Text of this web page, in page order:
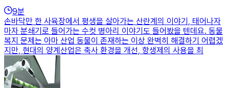
9분
손바닥만 한 사육장에서 평생을 살아가는 산란계의 이야기, 태어나자
마자 분쇄기로 들어가는 수컷 병아리 이야기도 들어봤을 텐데요. 동물
복지 문제는 아마 산업 동물이 존재하는 이상 완벽히 해결하기 어렵겠
지만, 현대의 양계산업은 축사 환경을 개선, 항생제의 사용을 최